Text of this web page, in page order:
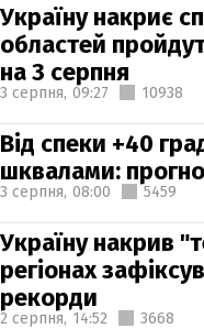
Україну накриє
областей
на 3 серпня
3 серпня, 09:27 10938
Від спеки +40
шквалами:
3 серпня, 08:00 5459
Україну накрив
регіонах
рекорди
2 серпня, 14:52 3668